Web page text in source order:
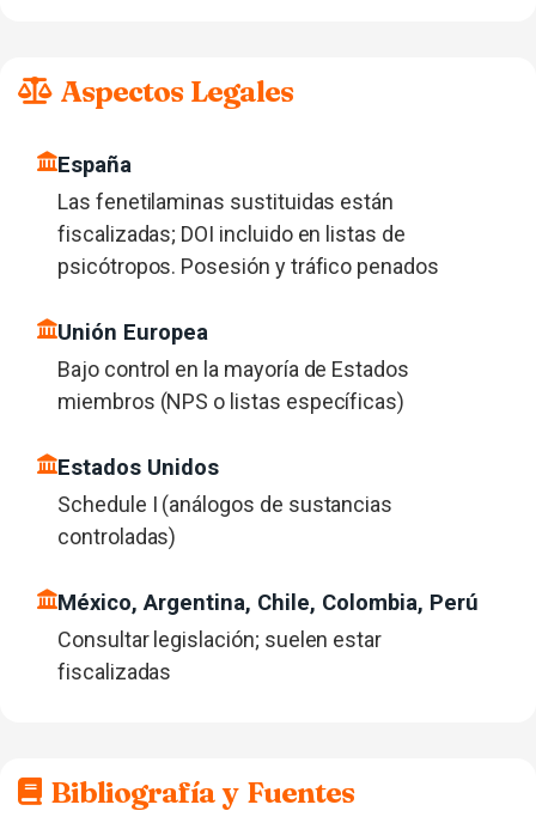
Aspectos Legales
España
Las fenetilaminas sustituidas están
fiscalizadas; DOI incluido en listas de
psicótropos. Posesión y tráfico penados
Unión Europea
Bajo control en la mayoría de Estados
miembros (NPS o listas específicas)
Estados Unidos
Schedule I (análogos de sustancias
controladas)
México, Argentina, Chile, Colombia, Perú
Consultar legislación; suelen estar
fiscalizadas
Bibliografía y Fuentes